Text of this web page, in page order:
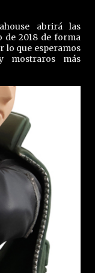
abrirá las
de 2018 de forma
lo que esperamos
mostraros más